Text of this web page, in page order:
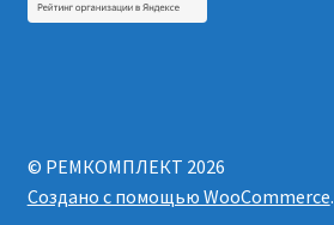
© РЕМКОМПЛЕКТ 2026
Создано с помощью WooCommerce.